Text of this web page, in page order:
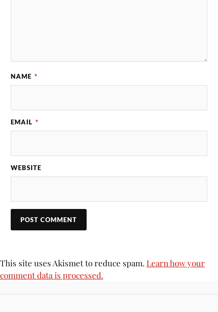
NAME *
EMAIL *
WEBSITE
This site uses Akismet to reduce spam. Learn how your
comment data is processed.